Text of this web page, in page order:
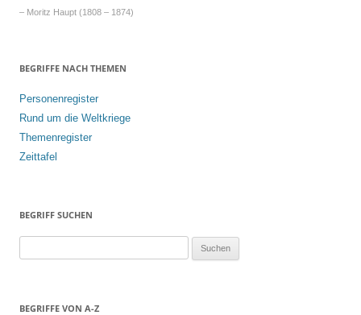
– Moritz Haupt (1808 – 1874)
BEGRIFFE NACH THEMEN
Personenregister
Rund um die Weltkriege
Themenregister
Zeittafel
BEGRIFF SUCHEN
h
BEGRIFFE VON A-Z